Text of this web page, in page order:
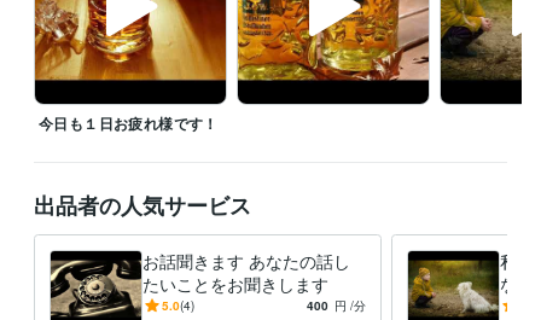
この声がいいなぁ〜って思っていただけましたら、あなたからのお電話
お待ちしております♪
電話サービスを始めた理由についてブログも書きました。よかったら読
んでみて下さいね♪
昨年のココナラくじのダイジェスト動画もブログにアップしてるのでよ
かったらご覧ください♪
今日も１日お疲れ様です！
出品者の人気サービス
お話聞きます あなたの話し
たいことをお聞きします
5.0(4) 400 円 /分
私の
なた
社会